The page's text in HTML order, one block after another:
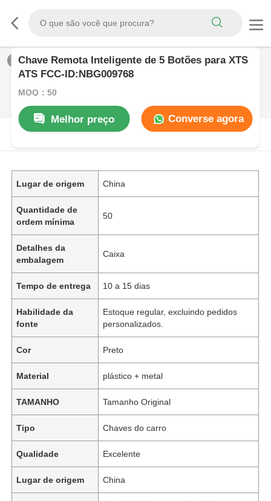
/0
Chave Remota Inteligente de 5 Botões para XTS
ATS FCC-ID:NBG009768
MOQ：50
Melhor preço
Converse agora
DESCRIçãO DE PRODUTO
Lugar de origem China
Quantidade de
ordem mínima
50
Detalhes da
embalagem
Caixa
Tempo de entrega 10 a 15 dias
Habilidade da
fonte
Estoque regular, excluindo pedidos
personalizados.
Cor Preto
Material plástico + metal
TAMANHO Tamanho Original
Tipo Chaves do carro
Qualidade Excelente
Lugar de origem China